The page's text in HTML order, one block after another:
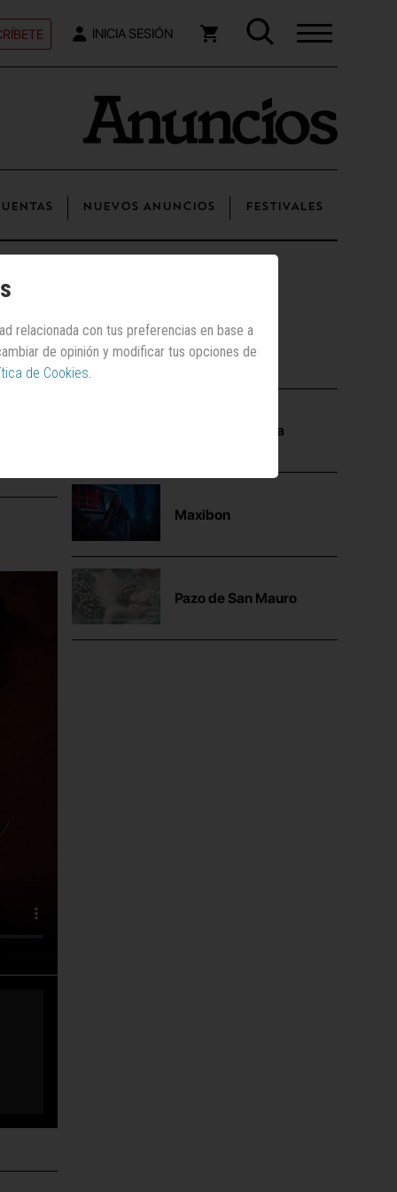
INICIA SESIÓN
NUEVOS ANUNCIOS FESTIVALES
Los más vistos
Mutua Madrileña
Maxibon
Pazo de San Mauro
relacionada con tus preferencias en base a
de opinión y modificar tus opciones de
de Cookies.